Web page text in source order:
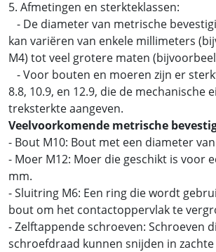
5. Afmetingen en sterkteklassen:
- De diameter van metrische
kan variëren van enkele millimeters
M4) tot veel grotere maten
- Voor bouten en moeren zijn er
8.8, 10.9, en 12.9, die de mechanische
treksterkte aangeven.
Veelvoorkomende metrische
- Bout M10: Bout met een diameter
- Moer M12: Moer die geschikt is voor
mm.
- Sluitring M6: Een ring die wordt
bout om het contactoppervlak te
- Zelftappende schroeven: Schroeven
schroefdraad kunnen snijden in